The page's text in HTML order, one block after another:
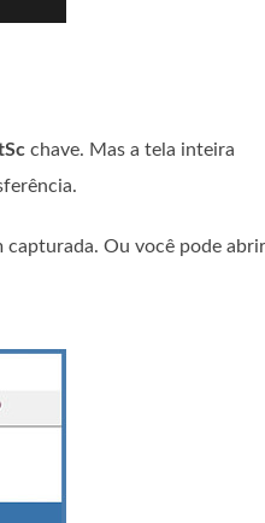
chave. Mas a tela inteira
capturada. Ou você pode